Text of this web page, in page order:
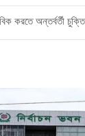
করতে অন্তর্বর্তী